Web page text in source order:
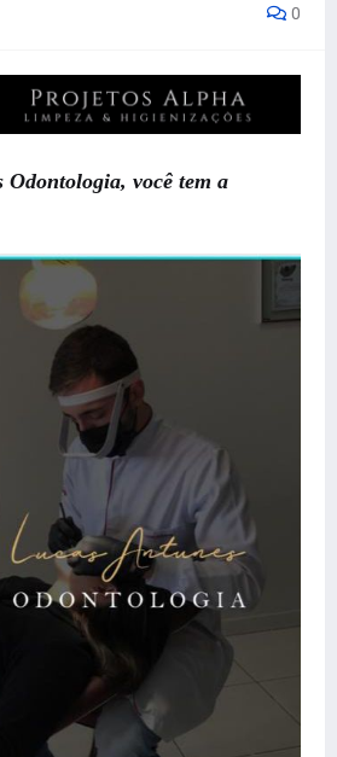
0
Odontologia, você tem a